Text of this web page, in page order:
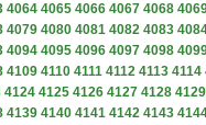
4064 4065 4066 4067 4068
4079 4080 4081 4082 4083
4094 4095 4096 4097 4098
4109 4110 4111 4112 4113 4114
4124 4125 4126 4127 4128 4129
4139 4140 4141 4142 4143